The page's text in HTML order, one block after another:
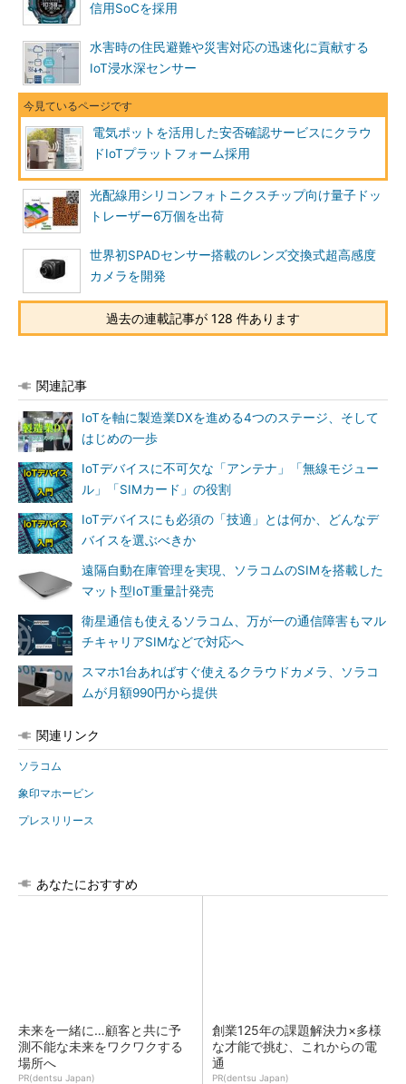
信用SoCを採用
水害時の住民避難や災害対応の迅速化に貢献する
IoT浸水深センサー
電気ポットを活用した安否確認サービスにクラウ
ドIoTプラットフォーム採用
光配線用シリコンフォトニクスチップ向け量子ドッ
トレーザー6万個を出荷
世界初SPADセンサー搭載のレンズ交換式超高感度
カメラを開発
過去の連載記事が 128 件あります
関連記事
IoTを軸に製造業DXを進める4つのステージ、そして
はじめの一歩
IoTデバイスに不可欠な「アンテナ」「無線モジュー
ル」「SIMカード」の役割
IoTデバイスにも必須の「技適」とは何か、どんなデ
バイスを選ぶべきか
遠隔自動在庫管理を実現、ソラコムのSIMを搭載した
マット型IoT重量計発売
衛星通信も使えるソラコム、万が一の通信障害もマル
チキャリアSIMなどで対応へ
スマホ1台あればすぐ使えるクラウドカメラ、ソラコ
ムが月額990円から提供
関連リンク
ソラコム
象印マホービン
プレスリリース
あなたにおすすめ
未来を一緒に…顧客と共に予
測不能な未来をワクワクする
場所へ
PR(dentsu Japan)
創業125年の課題解決力×多様
な才能で挑む、これからの電
通
PR(dentsu Japan)